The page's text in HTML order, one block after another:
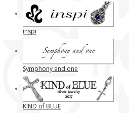
inspi
Symphony and one
KIND of BLUE